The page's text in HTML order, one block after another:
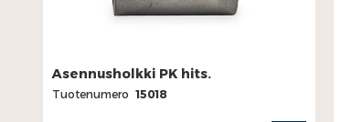
Asennusholkki PK hits.
Tuotenumero 15018